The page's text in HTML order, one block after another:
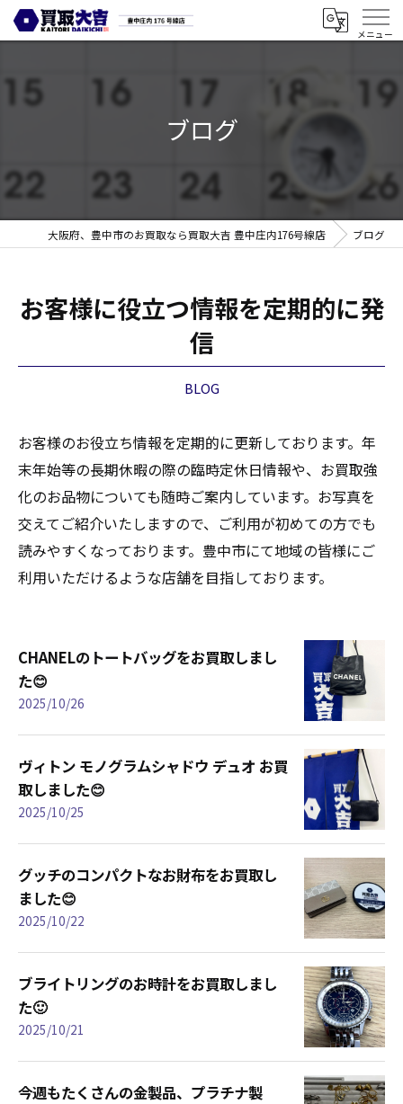
ブログ
大阪府、豊中市のお買取なら買取大吉 豊中庄内176号線店 ブログ
お客様に役立つ情報を定期的に発
信
BLOG
お客様のお役立ち情報を定期的に更新しております。年
末年始等の長期休暇の際の臨時定休日情報や、お買取強
化のお品物についても随時ご案内しています。お写真を
交えてご紹介いたしますので、ご利用が初めての方でも
読みやすくなっております。豊中市にて地域の皆様にご
利用いただけるような店舗を目指しております。
CHANELのトートバッグをお買取しまし
た😊
2025/10/26
ヴィトン モノグラムシャドウ デュオ お買
取しました😊
2025/10/25
グッチのコンパクトなお財布をお買取し
ました😊
2025/10/22
ブライトリングのお時計をお買取しまし
た🙂
2025/10/21
今週もたくさんの金製品、プラチナ製